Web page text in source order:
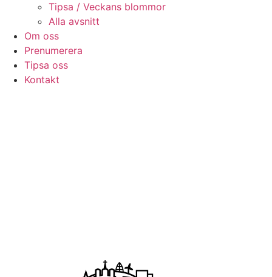
Tipsa / Veckans blommor
Alla avsnitt
Om oss
Prenumerera
Tipsa oss
Kontakt